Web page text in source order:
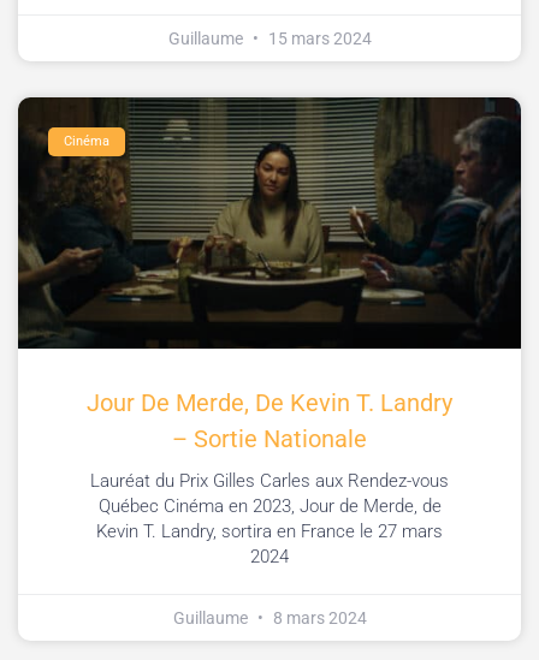
Guillaume 15 mars 2024
Cinéma
Jour De Merde, De Kevin T. Landry
– Sortie Nationale
Lauréat du Prix Gilles Carles aux Rendez-vous
Québec Cinéma en 2023, Jour de Merde, de
Kevin T. Landry, sortira en France le 27 mars
2024
Guillaume 8 mars 2024